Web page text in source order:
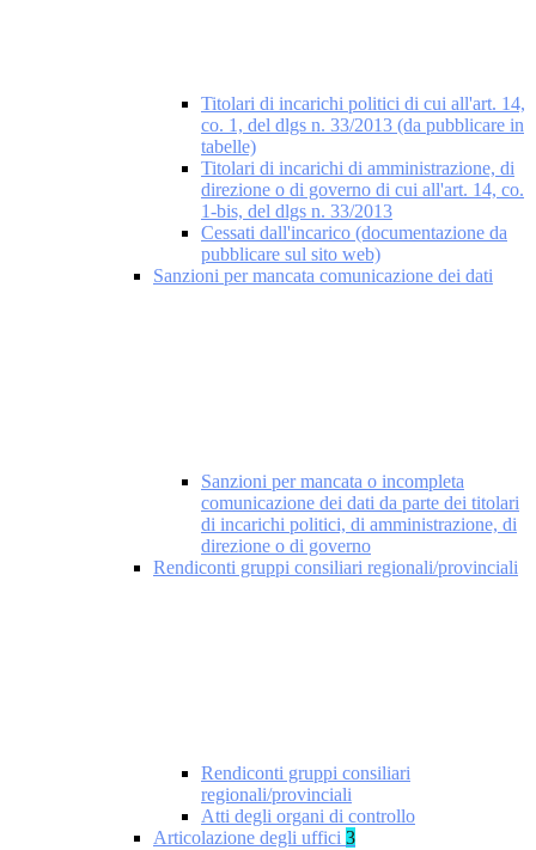
Titolari di incarichi politici di cui all'art. 14,
co. 1, del dlgs n. 33/2013 (da pubblicare in
tabelle)
Titolari di incarichi di amministrazione, di
direzione o di governo di cui all'art. 14, co.
1-bis, del dlgs n. 33/2013
Cessati dall'incarico (documentazione da
pubblicare sul sito web)
Sanzioni per mancata comunicazione dei dati
Sanzioni per mancata o incompleta
comunicazione dei dati da parte dei titolari
di incarichi politici, di amministrazione, di
direzione o di governo
Rendiconti gruppi consiliari regionali/provinciali
Rendiconti gruppi consiliari
regionali/provinciali
Atti degli organi di controllo
Articolazione degli uffici 3